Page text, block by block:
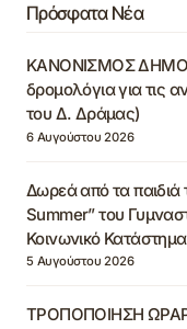
Πρόσφατα Νέα
ΚΑΝΟΝΙΣΜΟΣ
δρομολόγια για τις
του Δ. Δράμας)
6 Αυγούστου 2026
Δωρεά από τα
Summer” του
Κοινωνικό
5 Αυγούστου 2026
ΤΡΟΠΟΠΟΙΗΣΗ